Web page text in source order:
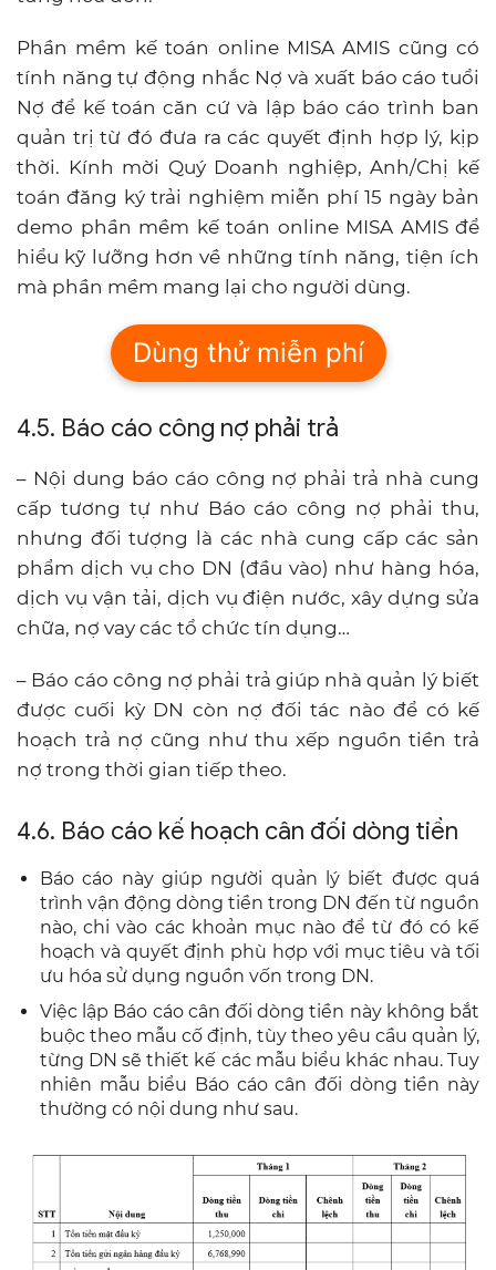
Phần mềm kế toán online MISA AMIS cũng có
tính năng tự động nhắc Nợ và xuất báo cáo tuổi
Nợ để kế toán căn cứ và lập báo cáo trình ban
quản trị từ đó đưa ra các quyết định hợp lý, kịp
thời. Kính mời Quý Doanh nghiệp, Anh/Chị kế
toán đăng ký trải nghiệm miễn phí 15 ngày bản
demo phần mềm kế toán online MISA AMIS để
hiểu kỹ lưỡng hơn về những tính năng, tiện ích
mà phần mềm mang lại cho người dùng.
Dùng thử miễn phí
4.5. Báo cáo công nợ phải trả
– Nội dung báo cáo công nợ phải trả nhà cung
cấp tương tự như Báo cáo công nợ phải thu,
nhưng đối tượng là các nhà cung cấp các sản
phẩm dịch vụ cho DN (đầu vào) như hàng hóa,
dịch vụ vận tải, dịch vụ điện nước, xây dựng sửa
chữa, nợ vay các tổ chức tín dụng…
– Báo cáo công nợ phải trả giúp nhà quản lý biết
được cuối kỳ DN còn nợ đối tác nào để có kế
hoạch trả nợ cũng như thu xếp nguồn tiền trả
nợ trong thời gian tiếp theo.
4.6. Báo cáo kế hoạch cân đối dòng tiền
Báo cáo này giúp người quản lý biết được quá
trình vận động dòng tiền trong DN đến từ nguồn
nào, chi vào các khoản mục nào để từ đó có kế
hoạch và quyết định phù hợp với mục tiêu và tối
ưu hóa sử dụng nguồn vốn trong DN.
Việc lập Báo cáo cân đối dòng tiền này không bắt
buộc theo mẫu cố định, tùy theo yêu cầu quản lý,
từng DN sẽ thiết kế các mẫu biểu khác nhau. Tuy
nhiên mẫu biểu Báo cáo cân đối dòng tiền này
thường có nội dung như sau.